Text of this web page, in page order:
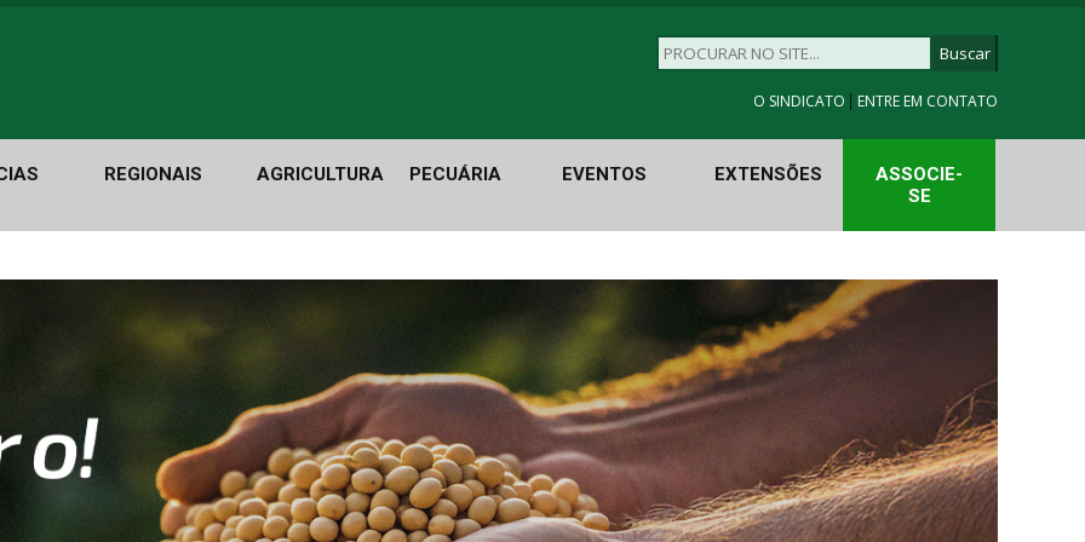
O SINDICATO | ENTRE EM CONTATO
REGIONAIS AGRICULTURA PECUÁRIA EVENTOS EXTENSÕES
ASSOCIE-
SE